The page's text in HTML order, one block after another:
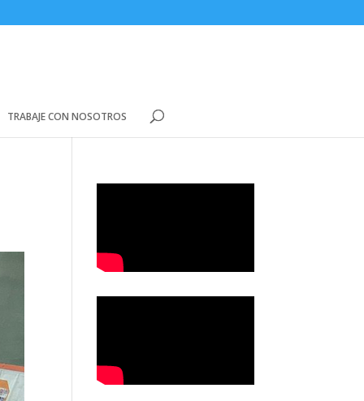
TRABAJE CON NOSOTROS